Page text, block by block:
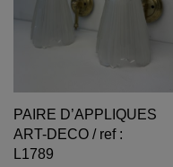
PAIRE D’APPLIQUES
ART-DECO / ref :
L1789